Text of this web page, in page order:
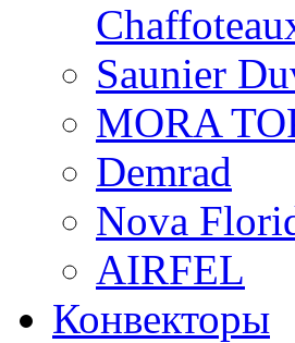
Saunier
MORA
Demrad
Nova
AIRFEL
Конвекторы